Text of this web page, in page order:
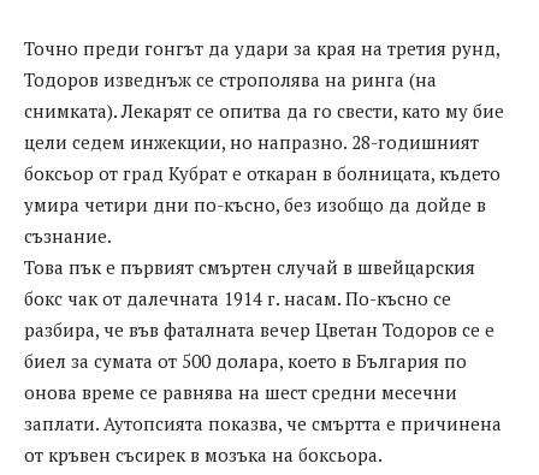
Точно преди гонгът да удари за края на третия рунд,
Тодоров изведнъж се строполява на ринга (на
снимката). Лекарят се опитва да го свести, като му бие
цели седем инжекции, но напразно. 28-годишният
боксьор от град Кубрат е откаран в болницата, където
умира четири дни по-късно, без изобщо да дойде в
съзнание.
Това пък е първият смъртен случай в швейцарския
бокс чак от далечната 1914 г. насам. По-късно се
разбира, че във фаталната вечер Цветан Тодоров се е
биел за сумата от 500 долара, което в България по
онова време се равнява на шест средни месечни
заплати. Аутопсията показва, че смъртта е причинена
от кръвен съсирек в мозъка на боксьора.